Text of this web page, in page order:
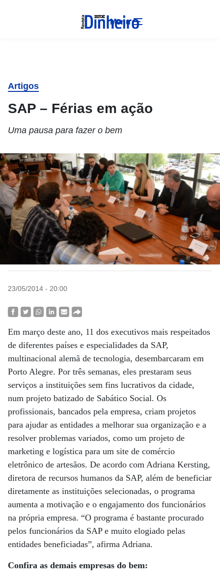
Menu
Artigos
SAP – Férias em ação
Uma pausa para fazer o bem
23/05/2014 - 20:00
Em março deste ano, 11 dos executivos mais respeitados
de diferentes países e especialidades da SAP,
multinacional alemã de tecnologia, desembarcaram em
Porto Alegre. Por três semanas, eles prestaram seus
serviços a instituições sem fins lucrativos da cidade,
num projeto batizado de Sabático Social. Os
profissionais, bancados pela empresa, criam projetos
para ajudar as entidades a melhorar sua organização e a
resolver problemas variados, como um projeto de
marketing e logística para um site de comércio
eletrônico de artesãos. De acordo com Adriana Kersting,
diretora de recursos humanos da SAP, além de beneficiar
diretamente as instituições selecionadas, o programa
aumenta a motivação e o engajamento dos funcionários
na própria empresa. “O programa é bastante procurado
pelos funcionários da SAP e muito elogiado pelas
entidades beneficiadas”, afirma Adriana.
Confira as demais empresas do bem: